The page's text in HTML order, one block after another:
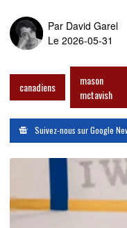
Par David Garel
Le 2026-05-31
canadiens
mason
mctavish
Suivez-nous sur Google